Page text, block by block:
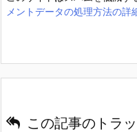
メントデータの処理方法の
この記事のトラ